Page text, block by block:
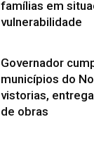
famílias em
vulnerabilidade
Governador
municípios do
vistorias,
de obras